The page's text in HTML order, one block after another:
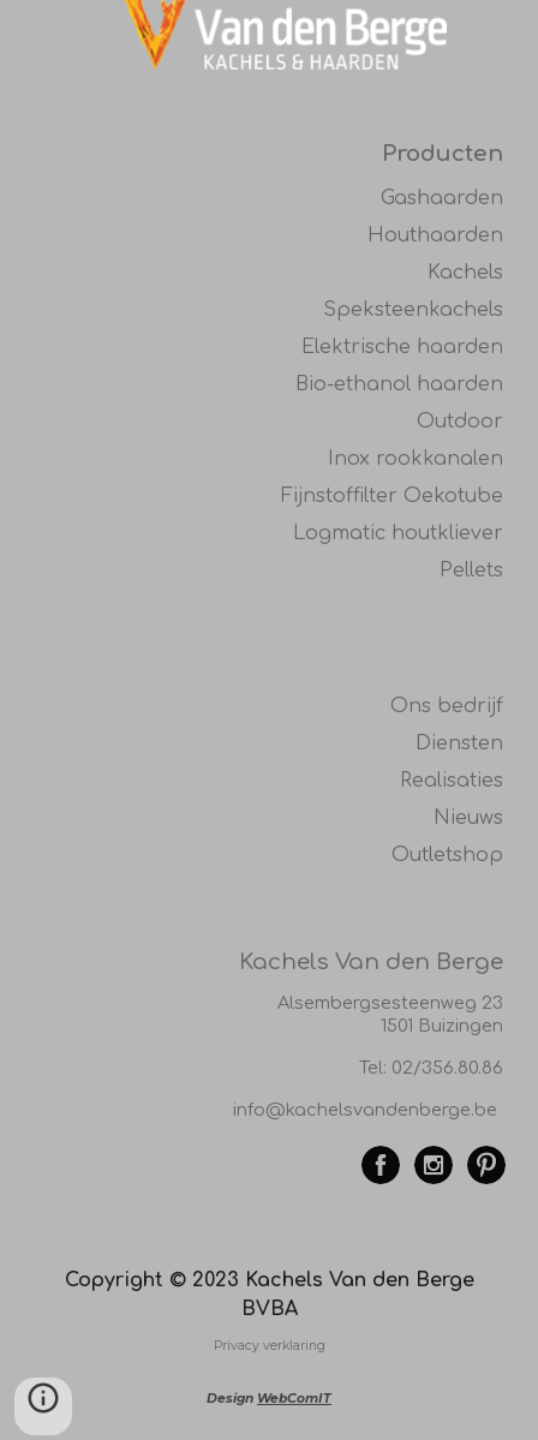
Producten
Gashaarden
Houthaarden
Kachels
Speksteenkachels
Elektrische haarden
Bio-ethanol haarden
Outdoor
Inox rookkanalen
Fijnstoffilter Oekotube
Logmatic houtkliever
Pellets
Ons bedrijf
Diensten
Realisaties
Nieuws
Outletshop
Kachels Van den Berge
Alsembergsesteenweg 23
1501 Buizingen
Tel: 02/356.80.86
info@kachelsvandenberge.be
Copyright © 2023 Kachels Van den Berge
BVBA
Privacy verklaring
Design WebComIT